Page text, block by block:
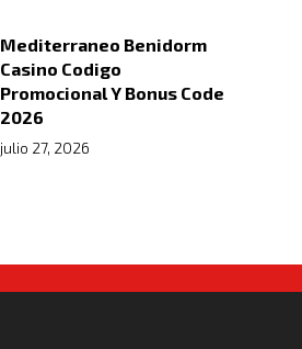
Mediterraneo Benidorm
Casino Codigo
Promocional Y Bonus Code
2026
julio 27, 2026